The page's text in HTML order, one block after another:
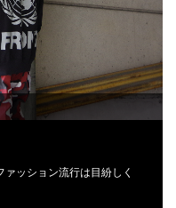
ッション流行は目紛しく